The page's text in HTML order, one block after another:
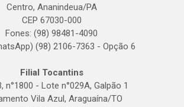
Centro, Ananindeua/PA
CEP 67030-000
Fones: (98) 98481-4090
(98) 2106-7363 - Opção 6
Filial Tocantins
n°1800 - Lote n°029A, Galpão 1
Vila Azul, Araguaína/TO